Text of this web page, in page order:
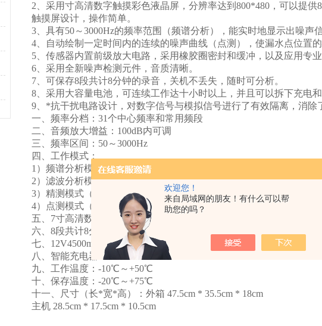
欢迎您！
来自局域网的朋友！有什么可以帮
助您的吗？
2、采用寸高清数字触摸彩色液晶屏，分辨率达到800*480，可以提
触摸屏设计，操作简单。
3、具有50～3000Hz的频率范围（频谱分析），能实时地显示出噪声
4、自动绘制一定时间内的连续的噪声曲线（点测），使漏水点位置的
5、传感器内置前级放大电路，采用橡胶圈密封和缓冲，以及应用专
6、采用全新噪声检测元件，音质清晰。
7、可保存8段共计8分钟的录音，关机不丢失，随时可分析。
8、采用大容量电池，可连续工作达十小时以上，并且可以拆下充电
9、*抗干扰电路设计，对数字信号与模拟信号进行了有效隔离，消除
一、频率分档：31个中心频率和常用频段
二、音频放大增益：100dB内可调
三、频率区间：50～3000Hz
四、工作模式：
1）频谱分析模式（50～3000Hz范围的噪声信号实时显示）
2）滤波分析模式（各频段的噪声信号实时显示）
3）精测模式（噪声信号小值记忆显示）
4）点测模式（5、10、15、20、25、30分钟的时间-噪声信号曲线）
五、7寸高清数字触摸彩色液晶屏
六、8段共计8分钟录音存储、回放功能，关机不丢失，可删除和重复
七、12V4500mAH可充电电池
八、智能充电器
九、工作温度：-10℃～+50℃
十、保存温度：-20℃～+75℃
十一、尺寸（长*宽*高）：外箱 47.5cm * 35.5cm * 18cm
主机 28.5cm * 17.5cm * 10.5cm